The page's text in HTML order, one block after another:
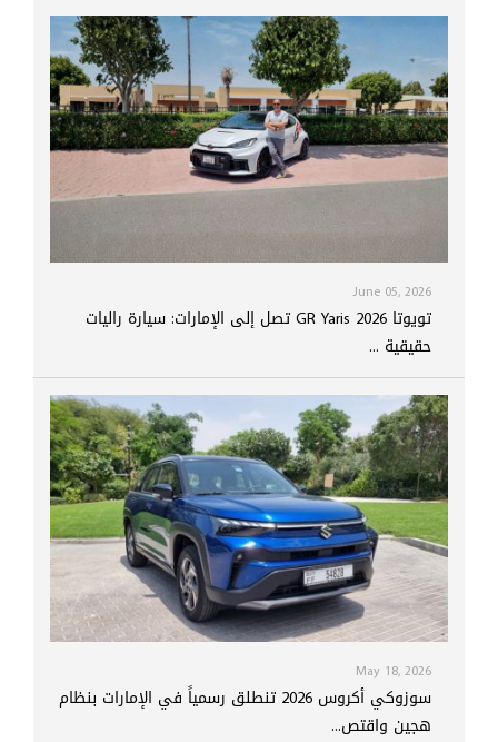
June 05, 2026
تويوتا GR Yaris 2026 تصل إلى الإمارات: سيارة راليات
حقيقية ...
May 18, 2026
سوزوكي أكروس 2026 تنطلق رسمياً في الإمارات بنظام
هجين واقتص...